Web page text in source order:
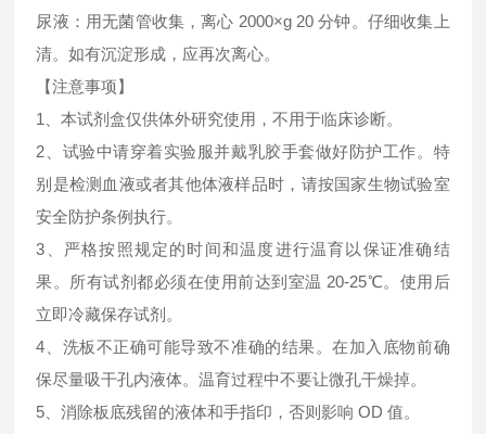
尿液：用无菌管收集，离心 2000×g 20 分钟。仔细收集上
清。如有沉淀形成，应再次离心。
【注意事项】
1、本试剂盒仅供体外研究使用，不用于临床诊断。
2、试验中请穿着实验服并戴乳胶手套做好防护工作。特
别是检测血液或者其他体液样品时，请按国家生物试验室
安全防护条例执行。
3、严格按照规定的时间和温度进行温育以保证准确结
果。所有试剂都必须在使用前达到室温 20-25℃。使用后
立即冷藏保存试剂。
4、洗板不正确可能导致不准确的结果。在加入底物前确
保尽量吸干孔内液体。温育过程中不要让微孔干燥掉。
5、消除板底残留的液体和手指印，否则影响 OD 值。